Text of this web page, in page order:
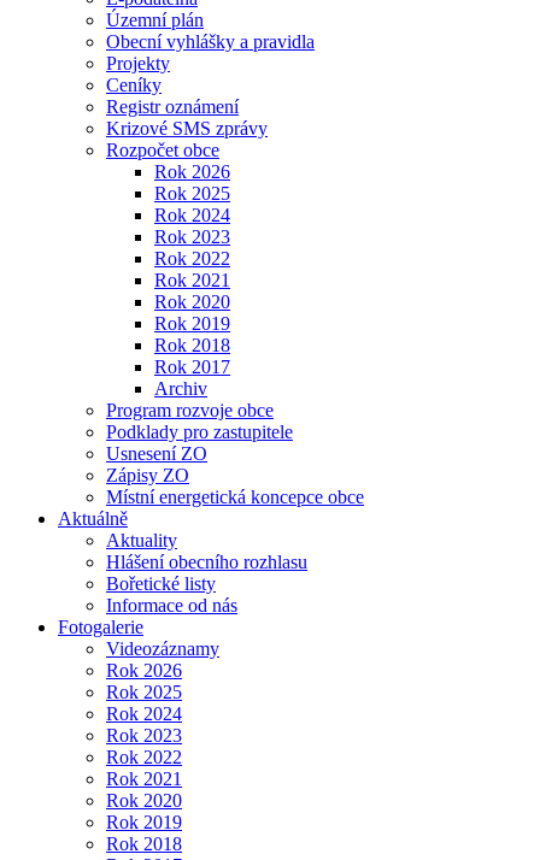
Územní plán
Obecní vyhlášky a pravidla
Projekty
Ceníky
Registr oznámení
Krizové SMS zprávy
Rozpočet obce
Rok 2026
Rok 2025
Rok 2024
Rok 2023
Rok 2022
Rok 2021
Rok 2020
Rok 2019
Rok 2018
Rok 2017
Archiv
Program rozvoje obce
Podklady pro zastupitele
Usnesení ZO
Zápisy ZO
Místní energetická koncepce obce
Aktuálně
Aktuality
Hlášení obecního rozhlasu
Bořetické listy
Informace od nás
Fotogalerie
Videozáznamy
Rok 2026
Rok 2025
Rok 2024
Rok 2023
Rok 2022
Rok 2021
Rok 2020
Rok 2019
Rok 2018